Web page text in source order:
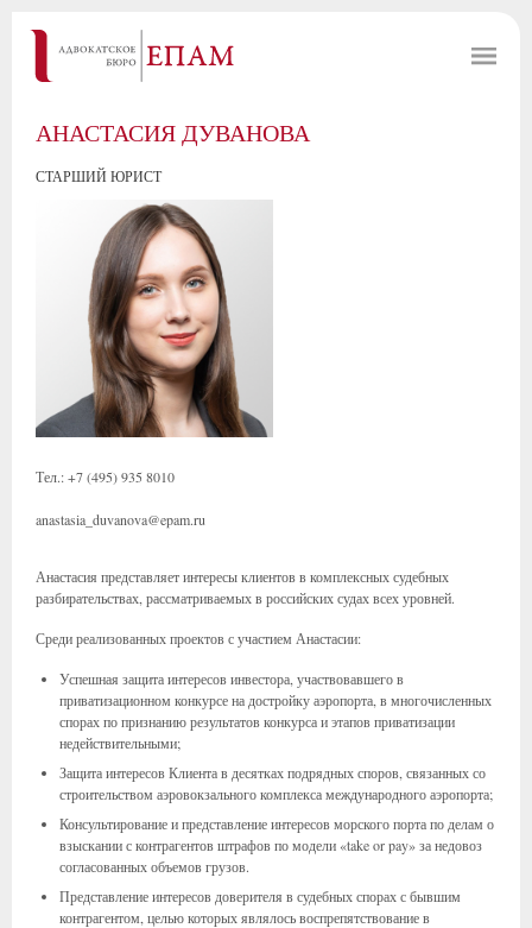
АНАСТАСИЯ ДУВАНОВА
СТАРШИЙ ЮРИСТ
Тел.: +7 (495) 935 8010
anastasia_duvanova@epam.ru
Анастасия представляет интересы клиентов в комплексных судебных
разбирательствах, рассматриваемых в российских судах всех уровней.
Среди реализованных проектов с участием Анастасии:
Успешная защита интересов инвестора, участвовавшего в
приватизационном конкурсе на достройку аэропорта, в многочисленных
спорах по признанию результатов конкурса и этапов приватизации
недействительными;
Защита интересов Клиента в десятках подрядных споров, связанных со
строительством аэровокзального комплекса международного аэропорта;
Консультирование и представление интересов морского порта по делам о
взыскании с контрагентов штрафов по модели «take or pay» за недовоз
согласованных объемов грузов.
Представление интересов доверителя в судебных спорах с бывшим
контрагентом, целью которых являлось воспрепятствование в